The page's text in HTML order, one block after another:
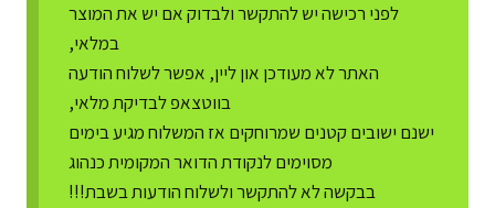
לפני רכישה יש להתקשר ולבדוק אם יש את המוצר
במלאי,
האתר לא מעודכן און ליין, אפשר לשלוח הודעה
בווטצאפ לבדיקת מלאי,
ישנם ישובים קטנים שמרוחקים אז המשלוח מגיע בימים
מסוימים לנקודת הדואר המקומית כנהוג
בבקשה לא להתקשר ולשלוח הודעות בשבת!!!